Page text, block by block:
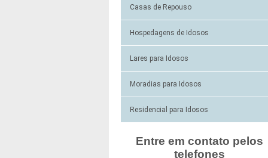
Casas de Repouso
Hospedagens de Idosos
Lares para Idosos
Moradias para Idosos
Residencial para Idosos
Entre em contato pelos
telefones